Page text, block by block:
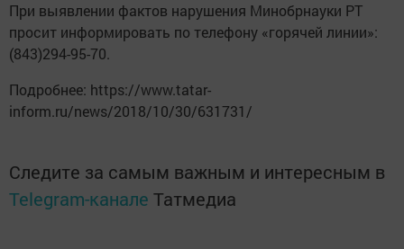
При выявлении фактов нарушения Минобрнауки РТ
просит информировать по телефону «горячей линии»:
(843)294-95-70.
Подробнее: https://www.tatar-
inform.ru/news/2018/10/30/631731/
Следите за самым важным и интересным в
Telegram-канале Татмедиа